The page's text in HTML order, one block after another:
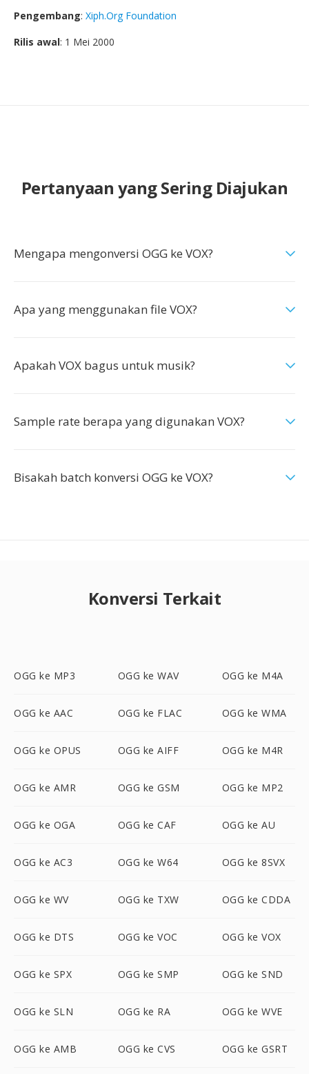
Pengembang: Xiph.Org Foundation
Rilis awal: 1 Mei 2000
Pertanyaan yang Sering Diajukan
Mengapa mengonversi OGG ke VOX?
Apa yang menggunakan file VOX?
Apakah VOX bagus untuk musik?
Sample rate berapa yang digunakan VOX?
Bisakah batch konversi OGG ke VOX?
Konversi Terkait
OGG ke MP3 OGG ke WAV OGG ke M4A
OGG ke AAC OGG ke FLAC OGG ke WMA
OGG ke OPUS OGG ke AIFF OGG ke M4R
OGG ke AMR OGG ke GSM OGG ke MP2
OGG ke OGA OGG ke CAF OGG ke AU
OGG ke AC3 OGG ke W64 OGG ke 8SVX
OGG ke WV OGG ke TXW OGG ke CDDA
OGG ke DTS OGG ke VOC OGG ke VOX
OGG ke SPX OGG ke SMP OGG ke SND
OGG ke SLN OGG ke RA OGG ke WVE
OGG ke AMB OGG ke CVS OGG ke GSRT